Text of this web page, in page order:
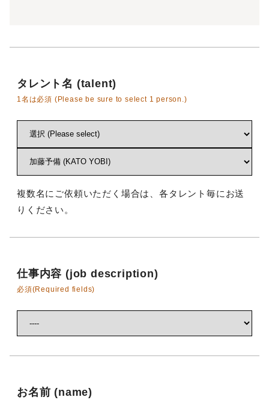
タレント名 (talent)
1名は必須 (Please be sure to select 1 person.)
複数名にご依頼いただく場合は、各タレント毎にお送
りください。
仕事内容 (job description)
必須(Required fields)
お名前 (name)